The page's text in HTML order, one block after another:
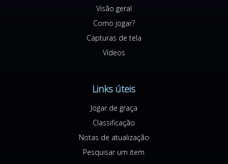
Visão geral
Como jogar?
Capturas de tela
Vídeos
Links úteis
Jogar de graça
Classificação
Notas de atualização
Pesquisar um item